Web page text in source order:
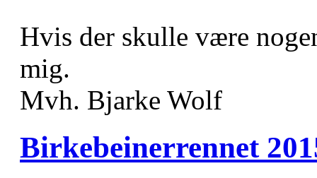
Hvis der skulle være
mig.
Mvh. Bjarke Wolf
Birkebeinerrennet